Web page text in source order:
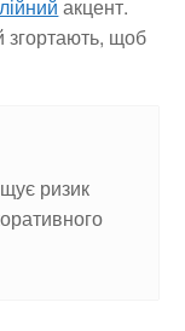
акцент.
згортають, щоб
ризик